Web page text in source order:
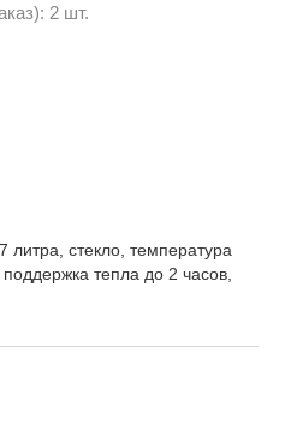
2 шт.
стекло, температура
тепла до 2 часов,